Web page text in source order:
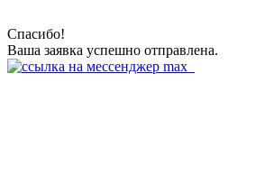
Спасибо!
Ваша заявка успешно отправлена.